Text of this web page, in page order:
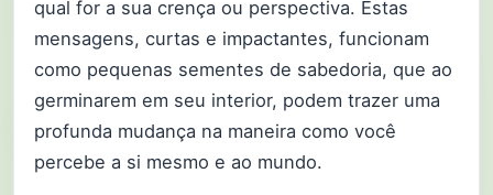
qual for a sua crença ou perspectiva. Estas
mensagens, curtas e impactantes, funcionam
como pequenas sementes de sabedoria, que ao
germinarem em seu interior, podem trazer uma
profunda mudança na maneira como você
percebe a si mesmo e ao mundo.